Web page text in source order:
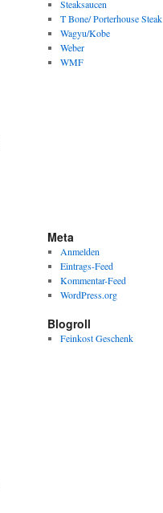
Steaksaucen
T Bone/ Porterhouse Steak
Wagyu/Kobe
Weber
WMF
Meta
Anmelden
Eintrags-Feed
Kommentar-Feed
WordPress.org
Blogroll
Feinkost Geschenk